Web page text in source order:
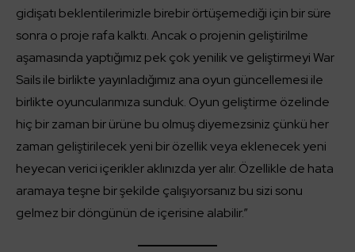
gidişatı beklentilerimizle birebir örtüşemediği için bir süre
sonra o proje rafa kalktı. Ancak o projenin geliştirilme
aşamasında yaptığımız pek çok yenilik ve geliştirmeyi War
Sails ile birlikte yayınladığımız ana oyun güncellemesi ile
birlikte oyuncularımıza sunduk. Oyun geliştirme özelinde
hiç bir zaman bir ürüne bu olmuş diyemezsiniz çünkü her
zaman geliştirilecek yeni bir özellik veya eklenecek yeni
heyecan verici içerikler aklınızda yer alır. Özellikle de hata
aramaya teşne bir şekilde çalışıyorsanız bu sizi sonu
gelmez bir döngünün de içerisine alabilir.”